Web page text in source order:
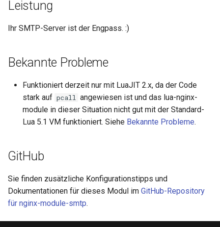
keyval
limit-traffic-rate
log-sqlite
Leistung
Ihr SMTP-Server ist der Engpass. :)
Bekannte Probleme
Funktioniert derzeit nur mit LuaJIT 2.x, da der Code
stark auf pcall angewiesen ist und das lua-nginx-
module in dieser Situation nicht gut mit der Standard-
Lua 5.1 VM funktioniert. Siehe Bekannte Probleme.
GitHub
Sie finden zusätzliche Konfigurationstipps und
Dokumentationen für dieses Modul im GitHub-Repository
für nginx-module-smtp.